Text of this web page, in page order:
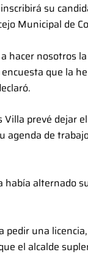
su
Municipal de
hacer nosotros
que la
prevé dejar
agenda de
había alternado
pedir una
el alcalde